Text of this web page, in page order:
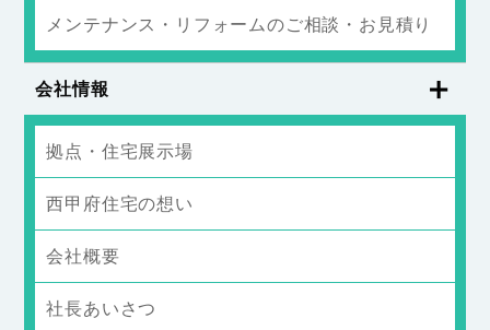
メンテナンス・リフォームのご相談・お見積り
会社情報
拠点・住宅展示場
西甲府住宅の想い
会社概要
社長あいさつ